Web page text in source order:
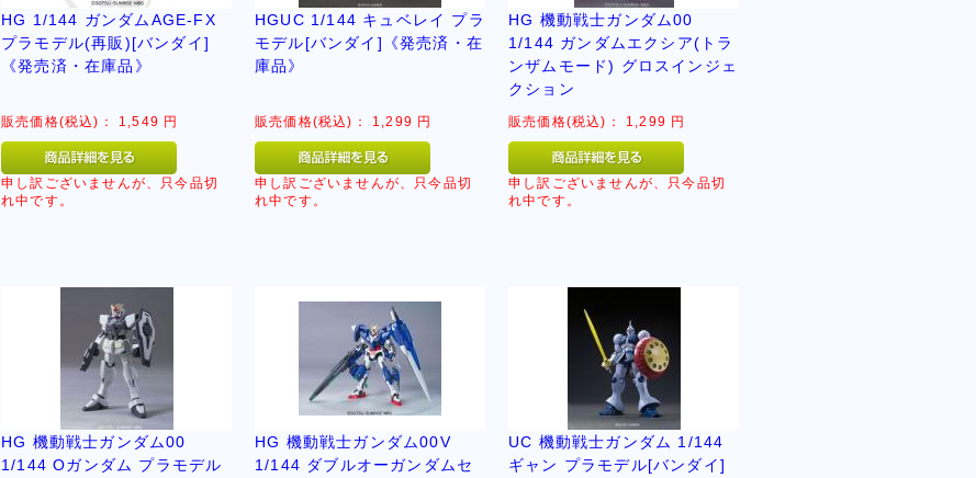
HG 1/144 ガンダムAGE-FX
プラモデル(再販)[バンダイ]
《発売済・在庫品》
販売価格(税込)： 1,549 円
申し訳ございませんが、只今品切
れ中です。
HGUC 1/144 キュベレイ プラ
モデル[バンダイ]《発売済・在
庫品》
販売価格(税込)： 1,299 円
申し訳ございませんが、只今品切
れ中です。
HG 機動戦士ガンダム00
1/144 ガンダムエクシア(トラ
ンザムモード) グロスインジェ
クション
販売価格(税込)： 1,299 円
申し訳ございませんが、只今品切
れ中です。
HG 機動戦士ガンダム00
1/144 Oガンダム プラモデル
HG 機動戦士ガンダム00V
1/144 ダブルオーガンダムセ
UC 機動戦士ガンダム 1/144
ギャン プラモデル[バンダイ]